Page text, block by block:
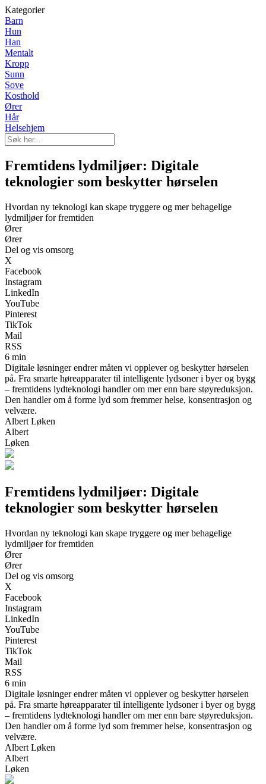
Kategorier
Barn
Hun
Han
Mentalt
Kropp
Sunn
Sove
Kosthold
Ører
Hår
Helsehjem
Fremtidens lydmiljøer: Digitale
teknologier som beskytter hørselen
Hvordan ny teknologi kan skape tryggere og mer behagelige
lydmiljøer for fremtiden
Ører
Ører
Del og vis omsorg
X
Facebook
Instagram
LinkedIn
YouTube
Pinterest
TikTok
Mail
RSS
6 min
Digitale løsninger endrer måten vi opplever og beskytter hørselen
på. Fra smarte høreapparater til intelligente lydsoner i byer og bygg
– fremtidens lydteknologi handler om mer enn bare støyreduksjon.
Den handler om å forme lyd som fremmer helse, konsentrasjon og
velvære.
Albert Løken
Albert
Løken
Fremtidens lydmiljøer: Digitale
teknologier som beskytter hørselen
Hvordan ny teknologi kan skape tryggere og mer behagelige
lydmiljøer for fremtiden
Ører
Ører
Del og vis omsorg
X
Facebook
Instagram
LinkedIn
YouTube
Pinterest
TikTok
Mail
RSS
6 min
Digitale løsninger endrer måten vi opplever og beskytter hørselen
på. Fra smarte høreapparater til intelligente lydsoner i byer og bygg
– fremtidens lydteknologi handler om mer enn bare støyreduksjon.
Den handler om å forme lyd som fremmer helse, konsentrasjon og
velvære.
Albert Løken
Albert
Løken